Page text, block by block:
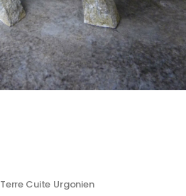
Terre Cuite Urgonien